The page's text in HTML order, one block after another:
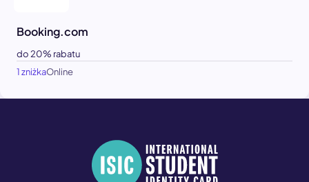
Booking.com
do 20% rabatu
1 zniżkaOnline